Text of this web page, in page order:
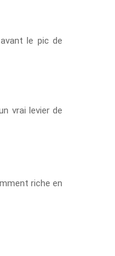
le pic de
vrai levier de
riche en